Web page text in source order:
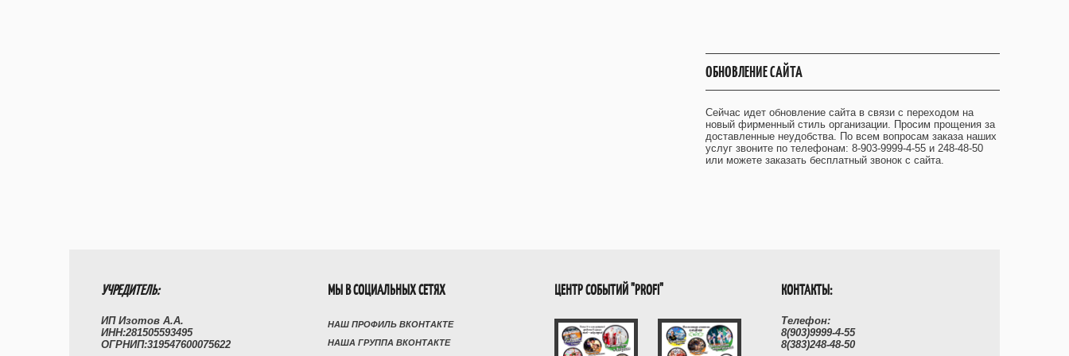
ОБНОВЛЕНИЕ САЙТА
Сейчас идет обновление сайта в связи с переходом на
новый фирменный стиль организации. Просим прощения за
доставленные неудобства. По всем вопросам заказа наших
услуг звоните по телефонам: 8-903-9999-4-55 и 248-48-50
или можете заказать бесплатный звонок с сайта.
УЧРЕДИТЕЛЬ:
ИП Изотов А.А.
ИНН:281505593495
ОГРНИП:319547600075622
МЫ В СОЦИАЛЬНЫХ СЕТЯХ
НАШ ПРОФИЛЬ ВКОНТАКТЕ
НАША ГРУППА ВКОНТАКТЕ
ЦЕНТР СОБЫТИЙ "PROFI" КОНТАКТЫ:
Телефон:
8(903)9999-4-55
8(383)248-48-50